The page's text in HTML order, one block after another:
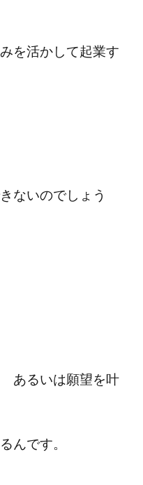
を活かして起業す
ないのでしょう
あるいは願望を叶
んです。